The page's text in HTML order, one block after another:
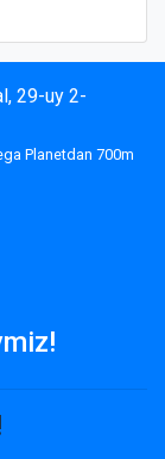
29-uy 2-
Planetdan 700m